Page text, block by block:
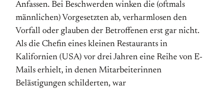
Anfassen. Bei Beschwerden winken die (oftmals
männlichen) Vorgesetzten ab, verharmlosen den
Vorfall oder glauben der Betroffenen erst gar nicht.
Als die Chefin eines kleinen Restaurants in
Kalifornien (USA) vor drei Jahren eine Reihe von E-
Mails erhielt, in denen Mitarbeiterinnen
Belästigungen schilderten, war